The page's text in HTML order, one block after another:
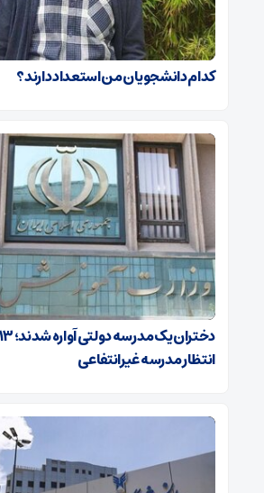
کدام دانشجویان من استعداد دارند؟
انتظار مدرسه غیرانتفاعی